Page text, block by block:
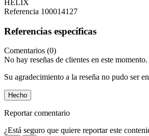
HELIX
Referencia 100014127
Referencias específicas
Comentarios (0)
No hay reseñas de clientes en este momento.
Su agradecimiento a la reseña no pudo ser
Hecho
Reportar comentario
¿Está seguro que quiere reportar este